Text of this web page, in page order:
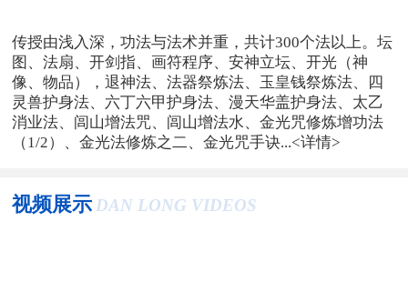
传授由浅入深，功法与法术并重，共计300个法以上。坛
图、法扇、开剑指、画符程序、安神立坛、开光（神
像、物品），退神法、法器祭炼法、玉皇钱祭炼法、四
灵兽护身法、六丁六甲护身法、漫天华盖护身法、太乙
消业法、闾山增法咒、闾山增法水、金光咒修炼增功法
（1/2）、金光法修炼之二、金光咒手诀...<详情>
视频展示 DAN LONG VIDEOS